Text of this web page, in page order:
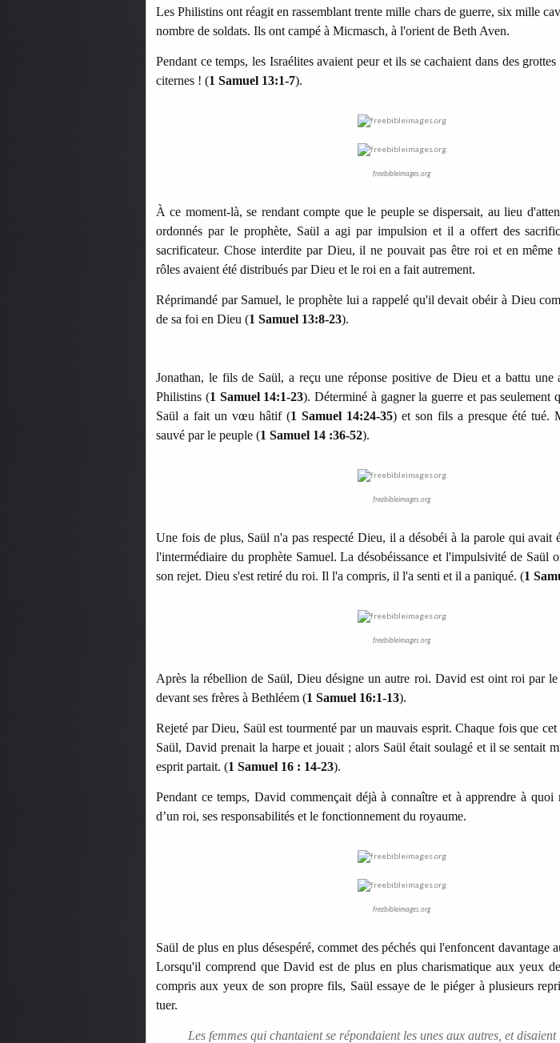
Les Philistins ont réagit en rassemblant trente mille chars de guerre, six mille
nombre de soldats. Ils ont campé à Micmasch, à l'orient de Beth Aven.
Pendant ce temps, les Israélites avaient peur et ils se cachaient dans des
citernes ! (1 Samuel 13:1-7).
freebibleimages.org
À ce moment-là, se rendant compte que le peuple se dispersait, au lieu
ordonnés par le prophète, Saül a agi par impulsion et il a offert des
sacrificateur. Chose interdite par Dieu, il ne pouvait pas être roi et en même
rôles avaient été distribués par Dieu et le roi en a fait autrement.
Réprimandé par Samuel, le prophète lui a rappelé qu'il devait obéir à Dieu
de sa foi en Dieu (1 Samuel 13:8-23).
Jonathan, le fils de Saül, a reçu une réponse positive de Dieu et a battu une
Philistins (1 Samuel 14:1-23). Déterminé à gagner la guerre et pas seulement
Saül a fait un vœu hâtif (1 Samuel 14:24-35) et son fils a presque été tué.
sauvé par le peuple (1 Samuel 14 :36-52).
freebibleimages.org
Une fois de plus, Saül n'a pas respecté Dieu, il a désobéi à la parole qui avait
l'intermédiaire du prophète Samuel. La désobéissance et l'impulsivité de Saül
son rejet. Dieu s'est retiré du roi. Il l'a compris, il l'a senti et il a paniqué. (1
freebibleimages.org
Après la rébellion de Saül, Dieu désigne un autre roi. David est oint roi par le
devant ses frères à Bethléem (1 Samuel 16:1-13).
Rejeté par Dieu, Saül est tourmenté par un mauvais esprit. Chaque fois que
Saül, David prenait la harpe et jouait ; alors Saül était soulagé et il se sentait
esprit partait. (1 Samuel 16 : 14-23).
Pendant ce temps, David commençait déjà à connaître et à apprendre à quoi
d’un roi, ses responsabilités et le fonctionnement du royaume.
freebibleimages.org
Saül de plus en plus désespéré, commet des péchés qui l'enfoncent davantage
Lorsqu'il comprend que David est de plus en plus charismatique aux yeux
compris aux yeux de son propre fils, Saül essaye de le piéger à plusieurs
tuer.
Les femmes qui chantaient se répondaient les unes aux autres, et disaient